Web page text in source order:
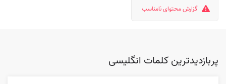
گزارش محتوای نامناسب
پربازدیدترین کلمات انگلیسی